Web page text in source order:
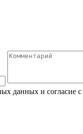
данных и согласие с